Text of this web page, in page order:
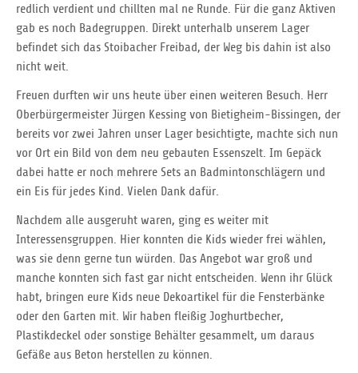
redlich verdient und chillten mal ne Runde. Für die ganz Aktiven
gab es noch Badegruppen. Direkt unterhalb unserem Lager
befindet sich das Stoibacher Freibad, der Weg bis dahin ist also
nicht weit.
Freuen durften wir uns heute über einen weiteren Besuch. Herr
Oberbürgermeister Jürgen Kessing von Bietigheim-Bissingen, der
bereits vor zwei Jahren unser Lager besichtigte, machte sich nun
vor Ort ein Bild von dem neu gebauten Essenszelt. Im Gepäck
dabei hatte er noch mehrere Sets an Badmintonschlägern und
ein Eis für jedes Kind. Vielen Dank dafür.
Nachdem alle ausgeruht waren, ging es weiter mit
Interessensgruppen. Hier konnten die Kids wieder frei wählen,
was sie denn gerne tun würden. Das Angebot war groß und
manche konnten sich fast gar nicht entscheiden. Wenn ihr Glück
habt, bringen eure Kids neue Dekoartikel für die Fensterbänke
oder den Garten mit. Wir haben fleißig Joghurtbecher,
Plastikdeckel oder sonstige Behälter gesammelt, um daraus
Gefäße aus Beton herstellen zu können.